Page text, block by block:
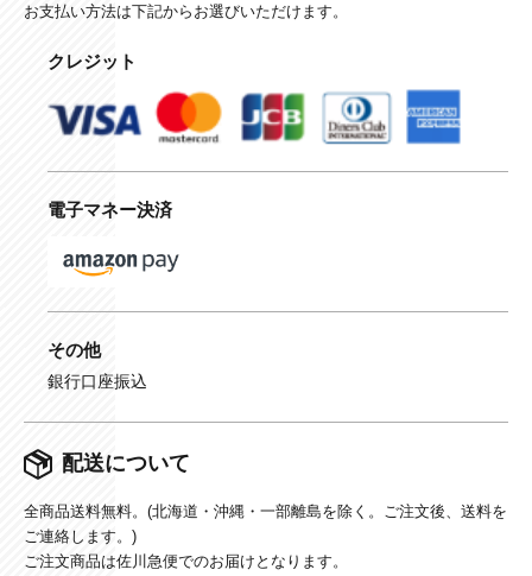
お支払い方法は下記からお選びいただけます。
クレジット
電子マネー決済
その他
銀行口座振込
配送について
全商品送料無料。(北海道・沖縄・一部離島を除く。ご注文後、送料を
ご連絡します。)
ご注文商品は佐川急便でのお届けとなります。